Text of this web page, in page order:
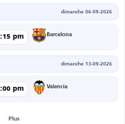
dimanche 06-09-2026
pm Barcelona
dimanche 13-09-2026
pm Valencia
Plus